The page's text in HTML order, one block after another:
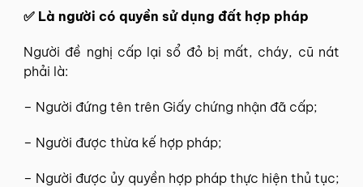
✅ Là người có quyền sử dụng đất hợp pháp
Người đề nghị cấp lại sổ đỏ bị mất, cháy, cũ nát
phải là:
– Người đứng tên trên Giấy chứng nhận đã cấp;
– Người được thừa kế hợp pháp;
– Người được ủy quyền hợp pháp thực hiện thủ tục;